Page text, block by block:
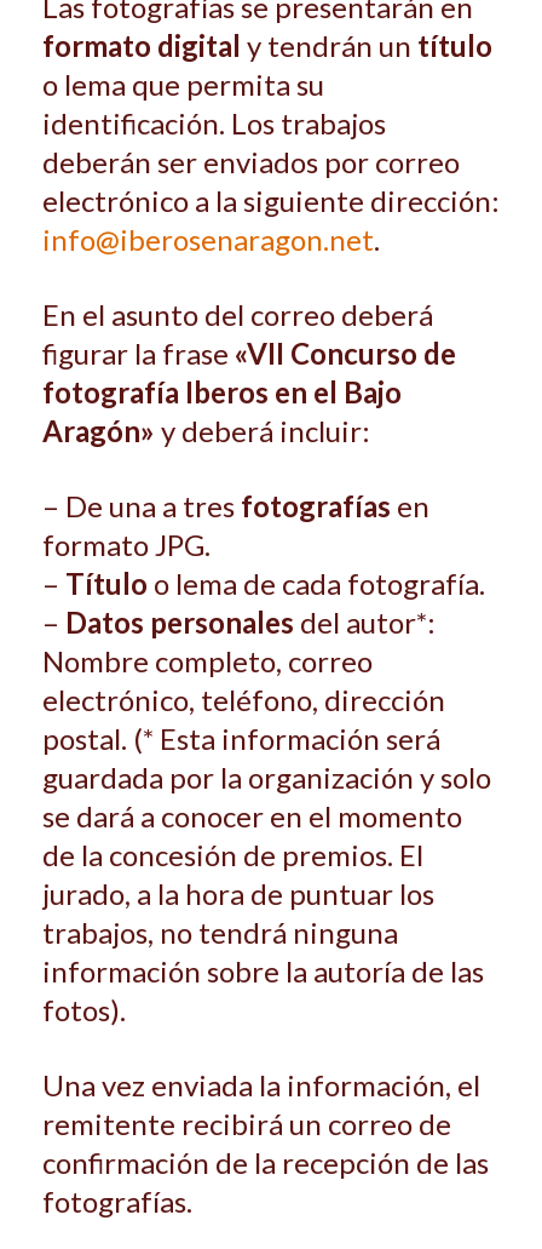
formato digital y tendrán un título
o lema que permita su
identificación. Los trabajos
deberán ser enviados por correo
electrónico a la siguiente dirección:
info@iberosenaragon.net.
En el asunto del correo deberá
figurar la frase «VII Concurso de
fotografía Iberos en el Bajo
Aragón» y deberá incluir:
– De una a tres fotografías en
formato JPG.
– Título o lema de cada fotografía.
– Datos personales del autor*:
Nombre completo, correo
electrónico, teléfo­no, dirección
postal. (* Esta información será
guardada por la organización y solo
se dará a conocer en el momento
de la concesión de premios. El
jurado, a la hora de puntuar los
trabajos, no tendrá ninguna
información sobre la autoría de las
fotos).
Una vez enviada la información, el
remitente recibirá un correo de
confirma­ción de la recepción de las
fotografías.